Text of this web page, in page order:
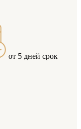
от 5 дней срок